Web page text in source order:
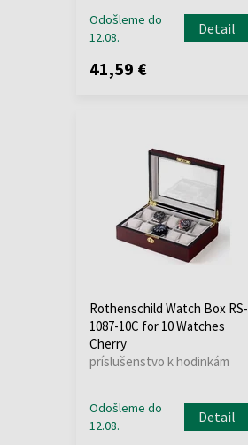
Odošleme do
12.08.
Detail
41,59 €
Rothenschild Watch Box RS-
1087-10C for 10 Watches
Cherry
príslušenstvo k hodinkám
Odošleme do
12.08.
Detail